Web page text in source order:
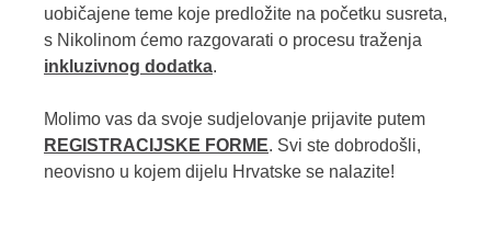
uobičajene teme koje predložite na početku susreta,
s Nikolinom ćemo razgovarati o procesu traženja
inkluzivnog dodatka.
Molimo vas da svoje sudjelovanje prijavite putem
REGISTRACIJSKE FORME. Svi ste dobrodošli,
neovisno u kojem dijelu Hrvatske se nalazite!